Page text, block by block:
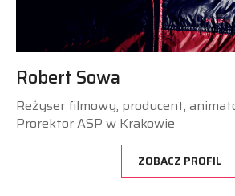
Robert Sowa
Reżyser filmowy, producent,
Prorektor ASP w Krakowie
ZOBACZ PROFIL